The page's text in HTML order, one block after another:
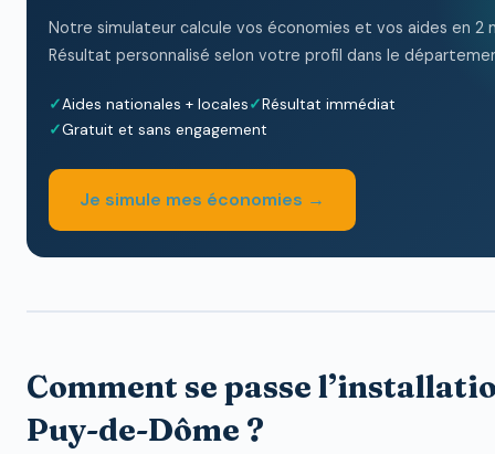
Notre simulateur calcule vos économies et vos aides en 2
Résultat personnalisé selon votre profil dans le
Aides nationales + locales
Résultat immédiat
Gratuit et sans engagement
Je simule mes économies →
Comment se passe
Puy-de-Dôme ?